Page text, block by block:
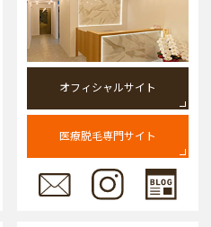
オフィシャルサイト
医療脱毛専門サイト